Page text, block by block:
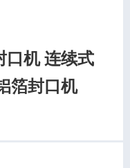
口机 连续式
箔封口机